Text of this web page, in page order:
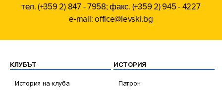
тел. (+359 2) 847 - 7958; факс. (+359 2) 945 - 4227
e-mail: office@levski.bg
КЛУБЪТ
История на клуба
ИСТОРИЯ
Патрон